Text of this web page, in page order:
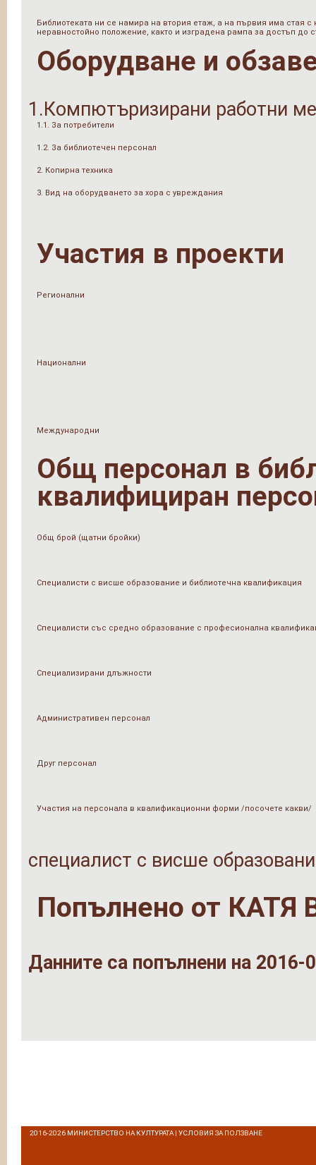
Библиотеката ни се намира на втория етаж, а на първия има стая с
неравностойно положение, както и изградена рампа за достъп до
Оборудване и
1.Компютъризирани работни
1.1. За потребители
1.2. За библиотечен персонал
2. Копирна техника
3. Вид на оборудването за хора с увреждания
Участия в проекти
Регионални
Национални
Международни
Общ персонал в
квалифициран
Общ брой (щатни бройки)
Специалисти с висше образование и библиотечна квалификация
Специалисти със средно образование с професионална
Специализирани длъжности
Административен персонал
Друг персонал
Участия на персонала в квалификационни форми /посочете какви/
специалист с висше
Попълнено от КАТЯ
Данните са попълнени на 2016-
2016-2026 МИНИСТЕРСТВО НА КУЛТУРАТА | УСЛОВИЯ ЗА ПОЛЗВАНЕ